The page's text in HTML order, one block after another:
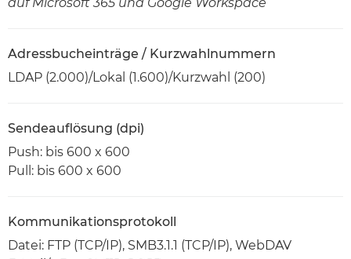
Adressbucheinträge / Kurzwahlnummern
LDAP (2.000)/Lokal (1.600)/Kurzwahl (200)
Sendeauflösung (dpi)
Push: bis 600 x 600
Pull: bis 600 x 600
Kommunikationsprotokoll
Datei: FTP (TCP/IP), SMB3.1.1 (TCP/IP), WebDAV